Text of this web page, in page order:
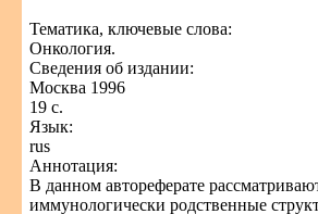
Тематика, ключевые слова:
Онкология.
Сведения об издании:
Москва 1996
19 с.
Язык:
rus
Аннотация:
В данном автореферате
иммунологически родственные